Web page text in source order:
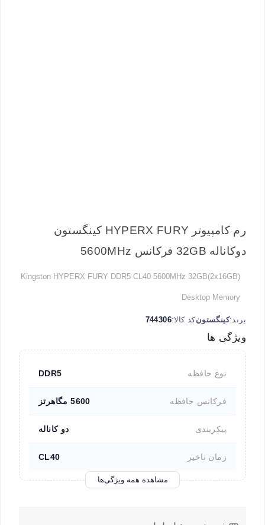
رم کامپیوتر HYPERX FURY کینگستون
دوکاناله 32GB فرکانس 5600MHz
Kingston HYPERX FURY DDR5 CL40 5600MHz 32GB(2x16GB)
Desktop Memory
برند:کینگستونکد کالا:744306
ویژگی ها
نوع حافظه DDR5
فرکانس حافظه 5600 مگاهرتز
پیکربندی دو کاناله
زمان تاخیر CL40
مشاهده همه ویژگی‌ها